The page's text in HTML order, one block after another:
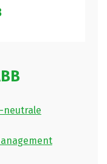
neutrale